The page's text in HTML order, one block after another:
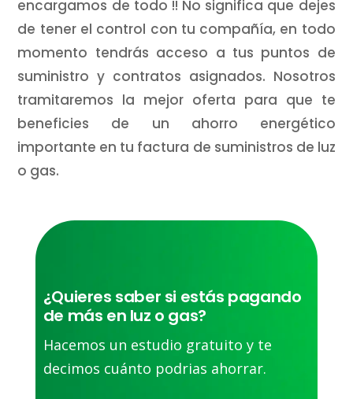
encargamos de todo !! No significa que dejes
de tener el control con tu compañía, en todo
momento tendrás acceso a tus puntos de
suministro y contratos asignados. Nosotros
tramitaremos la mejor oferta para que te
beneficies de un ahorro energético
importante en tu factura de suministros de luz
o gas.
¿Quieres saber si estás pagando
de más en luz o gas?
Hacemos un estudio gratuito y te
decimos cuánto podrias ahorrar.